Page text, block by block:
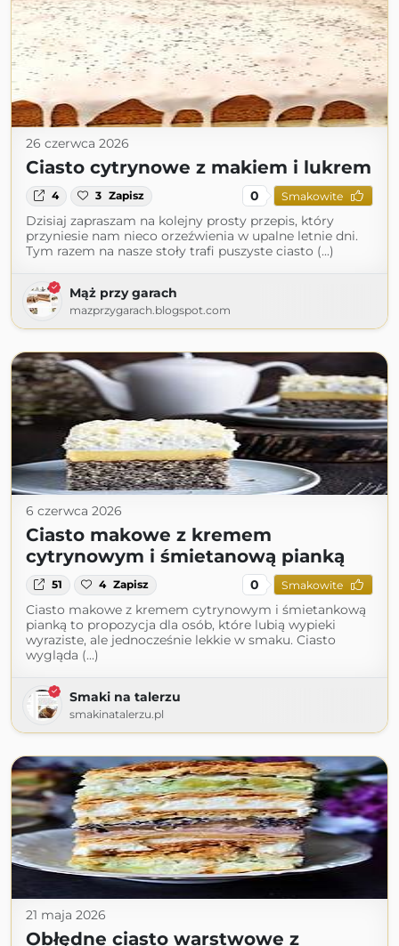
26 czerwca 2026
Ciasto cytrynowe z makiem i lukrem
4 3 Zapisz 0 Smakowite
Dzisiaj zapraszam na kolejny prosty przepis, który
przyniesie nam nieco orzeźwienia w upalne letnie dni.
Tym razem na nasze stoły trafi puszyste ciasto (...)
Mąż przy garach
mazprzygarach.blogspot.com
6 czerwca 2026
Ciasto makowe z kremem
cytrynowym i śmietanową pianką
51 4 Zapisz 0 Smakowite
Ciasto makowe z kremem cytrynowym i śmietankową
pianką to propozycja dla osób, które lubią wypieki
wyraziste, ale jednocześnie lekkie w smaku. Ciasto
wygląda (...)
Smaki na talerzu
smakinatalerzu.pl
21 maja 2026
Obłędne ciasto warstwowe z